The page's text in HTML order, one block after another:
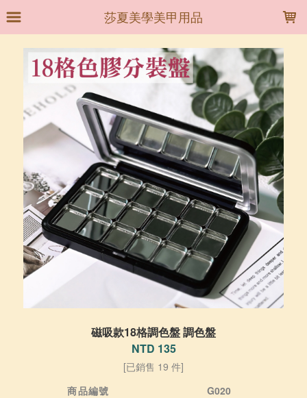
莎夏美學美甲用品
磁吸款18格調色盤 調色盤
NTD 135
[已銷售 19 件]
商品編號
G020